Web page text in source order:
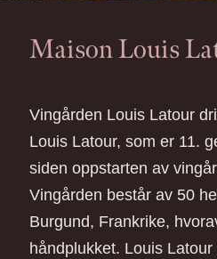
Maison Louis
Vingården Louis Latour
Louis Latour, som er 11.
siden oppstarten av
Vingården består av 50
Burgund, Frankrike,
håndplukket. Louis